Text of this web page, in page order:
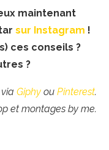
maintenant
sur Instagram !
ces conseils ?
?
Giphy ou Pinterest.
et montages by me.